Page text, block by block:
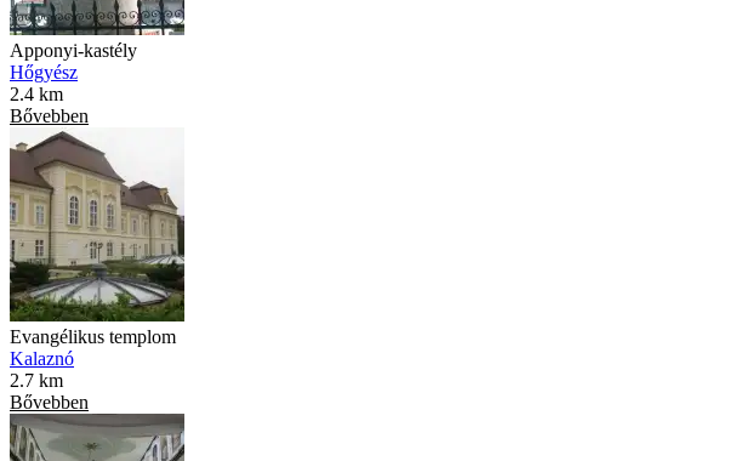
Apponyi-kastély
Hőgyész
2.4 km
Bővebben
Evangélikus templom
Kalaznó
2.7 km
Bővebben